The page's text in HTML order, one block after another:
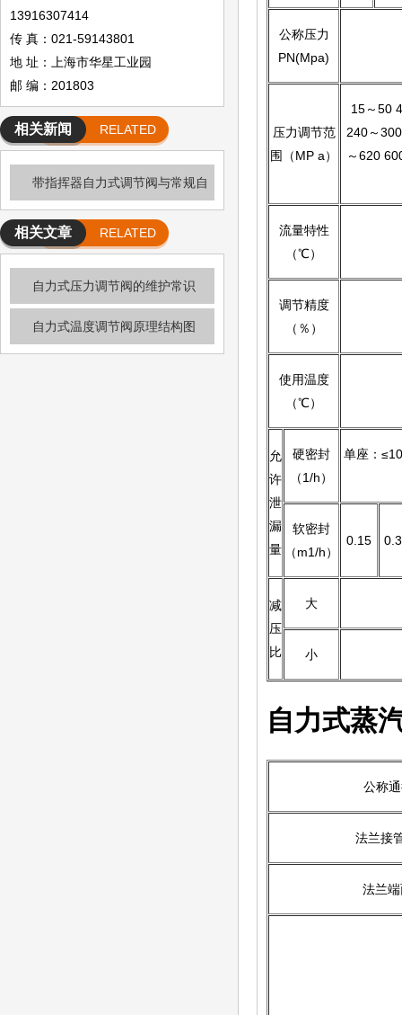
13916307414
传 真：021-59143801
地 址：上海市华星工业园
邮 编：201803
相关新闻
RELATED
带指挥器自力式调节阀与常规自
力式调节阀有何不同
相关文章
RELATED
自力式压力调节阀的维护常识
自力式温度调节阀原理结构图
公称压力
PN(Mpa)
压力调节范
围（MP a）
15～50
240～
～620
流量特性
（℃）
调节精度
（％）
使用温度
（℃）
允
许
泄
漏
量
硬密封
（1/h）
单座：
软密封
（m1/h）
0.15
减
压
比
大
小
自力式蒸
公称
法兰接
法兰